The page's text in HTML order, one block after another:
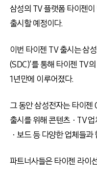
삼성의 TV플랫폼 타이젠이
출시할 예정이다.
이번 타이젠 TV출시는 삼성
(SDC)’를 통해 타이젠 TV
1년만에 이루어졌다.
그 동안 삼성전자는 타이젠
출시를 위해 콘텐츠ㆍ TV
ㆍ보드 등 다양한 업체들과
파트너사들은 타이젠 라이